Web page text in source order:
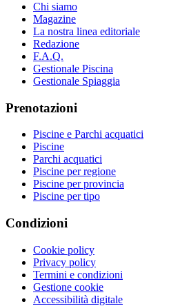
Chi siamo
Magazine
La nostra linea editoriale
Redazione
F.A.Q.
Gestionale Piscina
Gestionale Spiaggia
Prenotazioni
Piscine e Parchi acquatici
Piscine
Parchi acquatici
Piscine per regione
Piscine per provincia
Piscine per tipo
Condizioni
Cookie policy
Privacy policy
Termini e condizioni
Gestione cookie
Accessibilità digitale